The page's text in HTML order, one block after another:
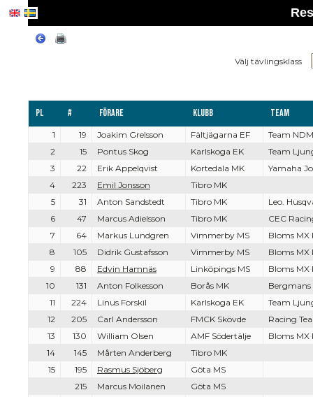
Välj tävlingsklass
Pl # Förare Klubb Team
1 19 Joakim Grelsson Fältjägarna EF
Team
2
15 Pontus Skog Karlskoga EK
Team
3
22 Erik Appelqvist Kortedala MK
Yamaha
4
223 Emil Jonsson
Tibro MK
5
31 Anton Sandstedt Tibro MK
Leo.
6
47 Marcus Adielsson Tibro MK
CEC
7
64 Markus Lundgren Vimmerby MS
Bloms MX
8
105 Didrik Gustafsson Vimmerby MS
Bloms MX
9
88 Edvin Hamnäs Linköpings MS
Bloms MX
10
131 Anton Folkesson Borås MK
Bergmans
11
224 Linus Forskil Karlskoga EK
Team
12
205 Carl Andersson FMCK Skövde
Racing
13
130 William Olsen AMF Södertälje
Bloms MX
14
145 Mårten Anderberg
Tibro MK
15
195 Rasmus Sjöberg
Göta MS
215
Marcus Moilanen
Göta MS